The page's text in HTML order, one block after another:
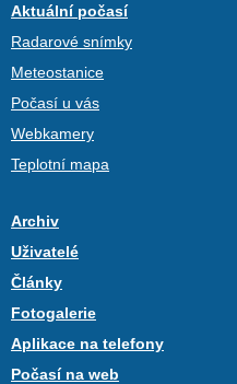
Aktuální počasí
Radarové snímky
Meteostanice
Počasí u vás
Webkamery
Teplotní mapa
Archiv
Uživatelé
Články
Fotogalerie
Aplikace na telefony
Počasí na web